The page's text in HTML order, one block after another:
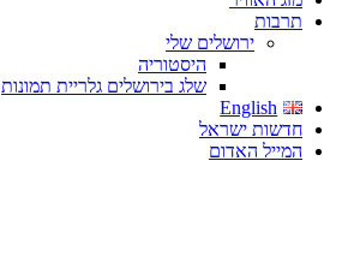
תרבות
ירושלים שלי
היסטוריה
שלג בירושלים גלריית תמונות
English
חדשות ישראל
המייל האדום